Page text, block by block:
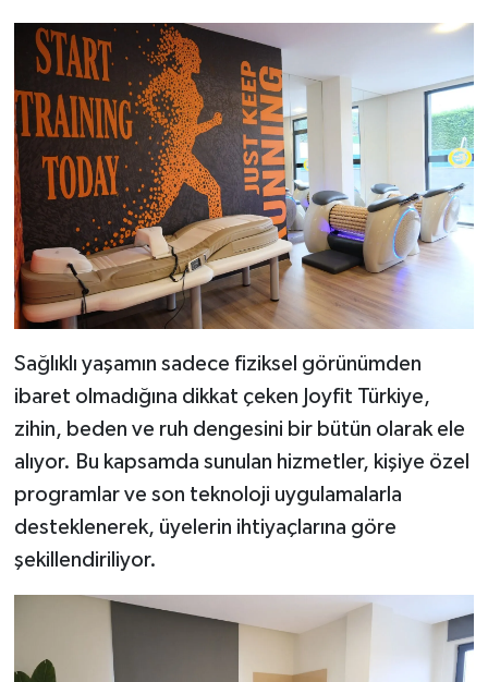
Sağlıklı yaşamın sadece fiziksel görünümden
ibaret olmadığına dikkat çeken Joyfit Türkiye,
zihin, beden ve ruh dengesini bir bütün olarak ele
alıyor. Bu kapsamda sunulan hizmetler, kişiye özel
programlar ve son teknoloji uygulamalarla
desteklenerek, üyelerin ihtiyaçlarına göre
şekillendiriliyor.
YAŞAM